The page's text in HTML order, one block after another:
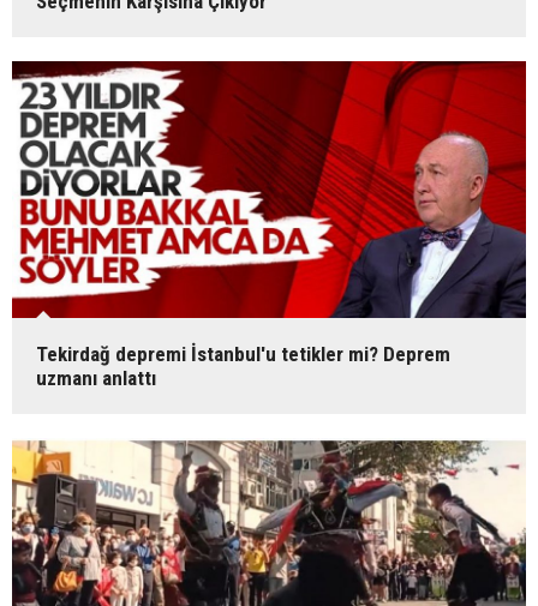
Tekirdağ depremi İstanbul'u tetikler mi? Deprem
uzmanı anlattı